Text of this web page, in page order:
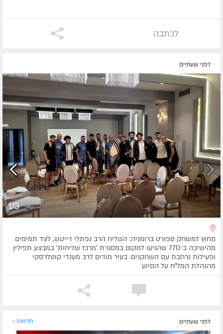
לכתבה
לפני שעתיים
1/3
מחוץ למשחק ספורט ברומניה: השליח הרב נפתלי דייטש, לצד תמימים
מהישיבה ב-770 שהגיעו למקום במסגרת 'מרכז שליחות' במבצע תפילין
ופעילות נרחבת עם השחקנים. בעיר מודים לרב מענדי קוטלרסקי
מהנהלת המל"ח על הסיוע
לפני שעתיים חדשות »